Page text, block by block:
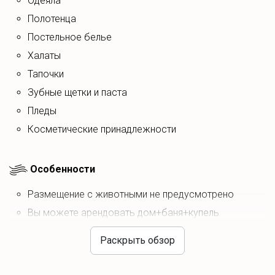
полотенца
постельное белье
халаты
тапочки
зубные щетки и паста
пледы
косметические принадлежности
Особенности
Размещение с животными не предусмотрено
Вы можете арендовать дом+баня+купель
спальных места)
Раскрыть обзор